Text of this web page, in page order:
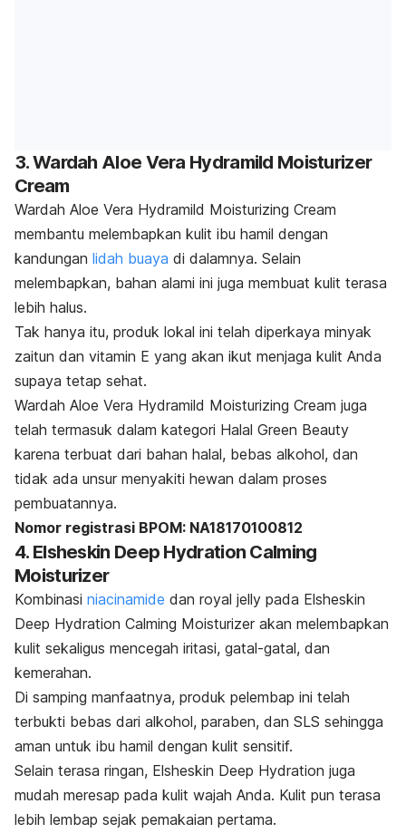
3. Wardah Aloe Vera Hydramild Moisturizer
Cream
Wardah Aloe Vera Hydramild Moisturizing Cream
membantu melembapkan kulit ibu hamil dengan
kandungan lidah buaya di dalamnya. Selain
melembapkan, bahan alami ini juga membuat kulit terasa
lebih halus.
Tak hanya itu, produk lokal ini telah diperkaya minyak
zaitun dan vitamin E yang akan ikut menjaga kulit Anda
supaya tetap sehat.
Wardah Aloe Vera Hydramild Moisturizing Cream juga
telah termasuk dalam kategori Halal Green Beauty
karena terbuat dari bahan halal, bebas alkohol, dan
tidak ada unsur menyakiti hewan dalam proses
pembuatannya.
Nomor registrasi BPOM: NA18170100812
4. Elsheskin Deep Hydration Calming
Moisturizer
Kombinasi niacinamide dan royal jelly pada Elsheskin
Deep Hydration Calming Moisturizer akan melembapkan
kulit sekaligus mencegah iritasi, gatal-gatal, dan
kemerahan.
Di samping manfaatnya, produk pelembap ini telah
terbukti bebas dari alkohol, paraben, dan SLS sehingga
aman untuk ibu hamil dengan kulit sensitif.
Selain terasa ringan, Elsheskin Deep Hydration juga
mudah meresap pada kulit wajah Anda. Kulit pun terasa
lebih lembap sejak pemakaian pertama.